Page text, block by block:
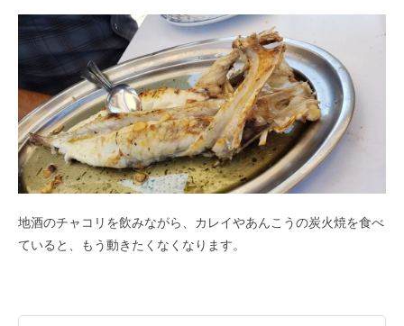
地酒のチャコリを飲みながら、カレイやあんこうの炭火焼を食べ
ていると、もう動きたくなくなります。